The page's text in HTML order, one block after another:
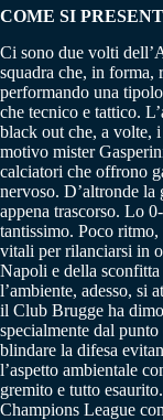
COME SI
Ci sono due volti
squadra che, in forma,
performando una
che tecnico e tattico.
black out che, a volte,
motivo mister
calciatori che offrono
nervoso. D’altronde la
appena trascorso. Lo
tantissimo. Poco ritmo,
vitali per rilanciarsi in
Napoli e della
l’ambiente, adesso, si
il Club Brugge ha
specialmente dal
blindare la difesa
l’aspetto ambientale
gremito e tutto
Champions League